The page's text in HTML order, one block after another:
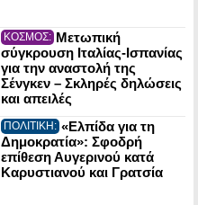
ΚΟΣΜΟΣ: Μετωπική
σύγκρουση Ιταλίας-Ισπανίας
για την αναστολή της
Σένγκεν – Σκληρές δηλώσεις
και απειλές
ΠΟΛΙΤΙΚΗ: «Ελπίδα για τη
Δημοκρατία»: Σφοδρή
επίθεση Αυγερινού κατά
Καρυστιανού και Γρατσία